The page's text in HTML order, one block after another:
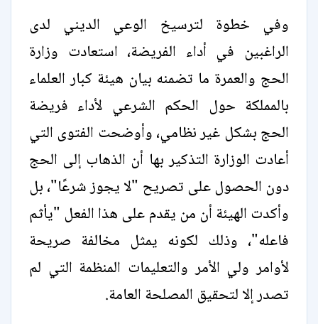
وفي خطوة لترسيخ الوعي الديني لدى
الراغبين في أداء الفريضة، استعادت وزارة
الحج والعمرة ما تضمنه بيان هيئة كبار العلماء
بالمملكة حول الحكم الشرعي لأداء فريضة
الحج بشكل غير نظامي، وأوضحت الفتوى التي
أعادت الوزارة التذكير بها أن الذهاب إلى الحج
دون الحصول على تصريح "لا يجوز شرعًا"، بل
وأكدت الهيئة أن من يقدم على هذا الفعل "يأثم
فاعله"، وذلك لكونه يمثل مخالفة صريحة
لأوامر ولي الأمر والتعليمات المنظمة التي لم
تصدر إلا لتحقيق المصلحة العامة.